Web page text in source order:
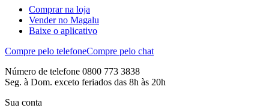
Comprar na loja
Vender no Magalu
Baixe o aplicativo
Compre pelo telefoneCompre pelo chat
Número de telefone 0800 773 3838
Seg. à Dom. exceto feriados das 8h às 20h
Sua conta